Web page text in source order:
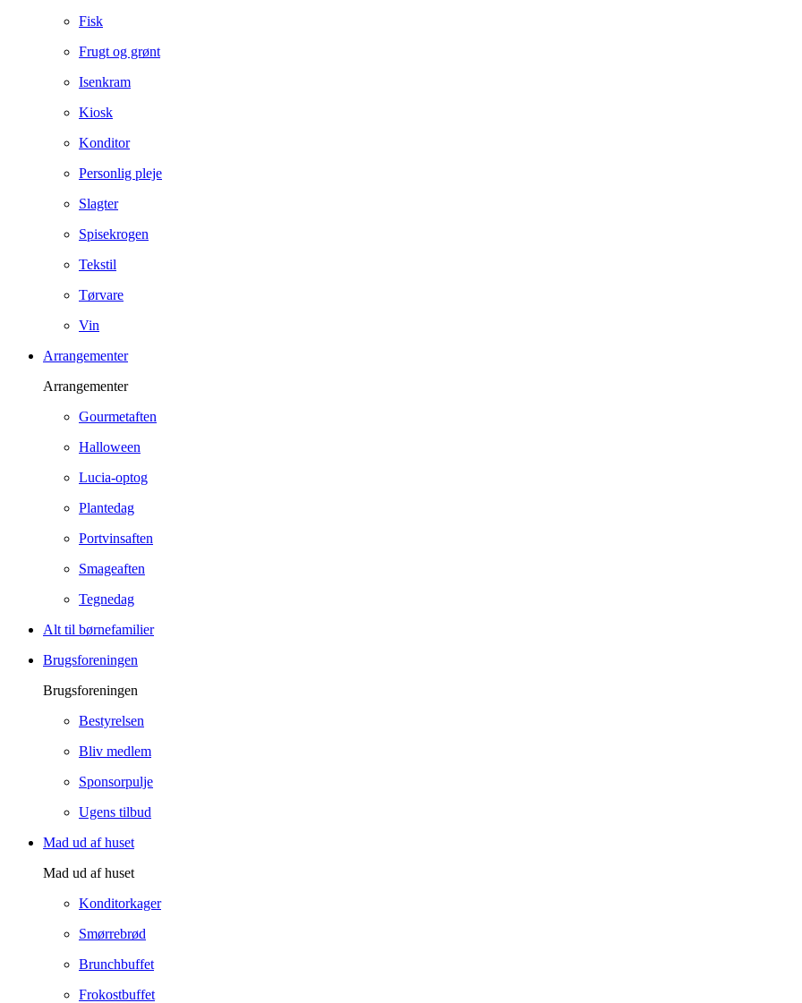
Fisk
Frugt og grønt
Isenkram
Kiosk
Konditor
Personlig pleje
Slagter
Spisekrogen
Tekstil
Tørvare
Vin
Arrangementer
Arrangementer
Gourmetaften
Halloween
Lucia-optog
Plantedag
Portvinsaften
Smageaften
Tegnedag
Alt til børnefamilier
Brugsforeningen
Brugsforeningen
Bestyrelsen
Bliv medlem
Sponsorpulje
Ugens tilbud
Mad ud af huset
Mad ud af huset
Konditorkager
Smørrebrød
Brunchbuffet
Frokostbuffet